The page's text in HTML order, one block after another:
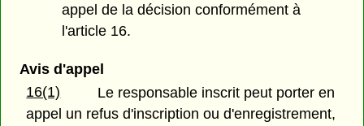
appel de la décision conformément à
l'article 16.
Avis d'appel
16(1)
Le responsable inscrit peut porter en
appel un refus d'inscription ou d'enregistrement,